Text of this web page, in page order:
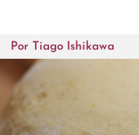
Por Tiago Ishikawa